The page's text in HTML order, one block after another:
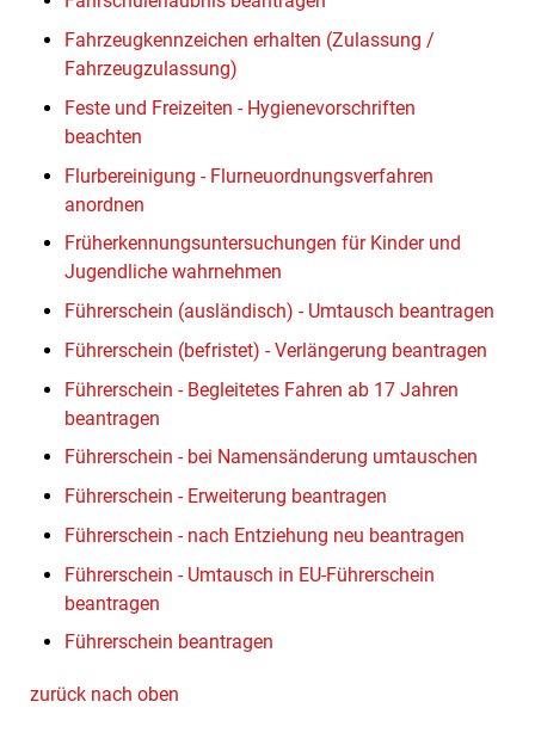
Fahrzeugkennzeichen erhalten (Zulassung /
Fahrzeugzulassung)
Feste und Freizeiten - Hygienevorschriften
beachten
Flurbereinigung - Flurneuordnungsverfahren
anordnen
Früherkennungsuntersuchungen für Kinder und
Jugendliche wahrnehmen
Führerschein (ausländisch) - Umtausch beantragen
Führerschein (befristet) - Verlängerung beantragen
Führerschein - Begleitetes Fahren ab 17 Jahren
beantragen
Führerschein - bei Namensänderung umtauschen
Führerschein - Erweiterung beantragen
Führerschein - nach Entziehung neu beantragen
Führerschein - Umtausch in EU-Führerschein
beantragen
Führerschein beantragen
zurück nach oben